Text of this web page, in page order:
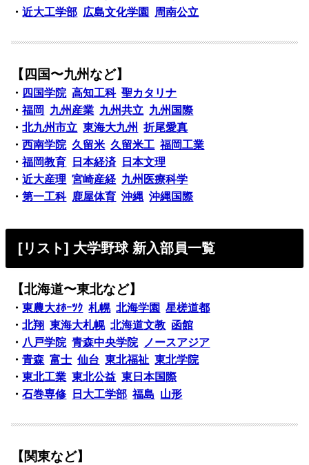
・近大工学部 広島文化学園 周南公立
【四国〜九州など】
・ 四国学院 高知工科 聖カタリナ
・福岡 九州産業 九州共立 九州国際
・北九州市立 東海大九州
折尾愛真
・西南学院 久留米 久留米工 福岡工業
・福岡教育 日本経済
日本文理
・近大産理 宮崎産経 九州医療科学
・第一工科 鹿屋体育 沖縄 沖縄国際
[リスト] 大学野球 新入部員一覧
【北海道〜東北など】
・東農大ｵﾎｰﾂｸ 札幌 北海学園
星槎道都
・北翔 東海大札幌 北海道文教 函館
・ 八戸学院 青森中央学院
ノースアジア
・青森 富士 仙台 東北福祉 東北学院
・東北工業 東北公益 東日本国際
・石巻専修 日大工学部 福島 山形
【関東など】